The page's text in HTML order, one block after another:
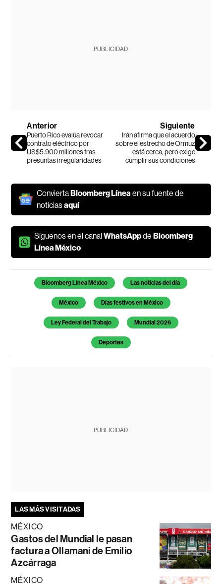
PUBLICIDAD
Anterior
Puerto Rico evalúa revocar
contrato eléctrico por
US$5.900 millones tras
presuntas irregularidades
Siguiente
Irán afirma que el acuerdo
sobre el estrecho de Ormuz
está cerca, pero exige
cumplir sus condiciones
ConviertaBloomberg Línea en su fuente de
noticiasaquí
Síguenos en el canalWhatsAppdeBloomberg
Línea México
Temas de este artículo
Bloomberg Línea México Las noticias del día
México Días festivos en México
Ley Federal del Trabajo Mundial 2026
Deportes
PUBLICIDAD
LAS MÁS VISITADAS
MÉXICO
Gastos del Mundial le pasan
factura a Ollamani de Emilio
Azcárraga
MÉXICO